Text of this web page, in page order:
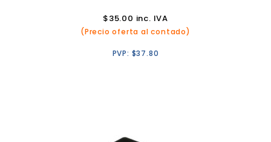
$35.00 inc. IVA
(Precio oferta al contado)
PVP: $37.80